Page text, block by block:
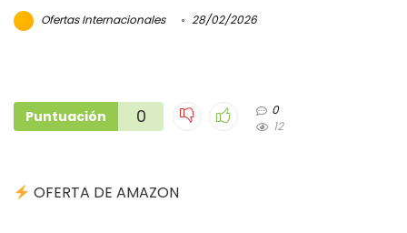
Ofertas Internacionales 28/02/2026
Puntuación 0
0
12
OFERTA DE AMAZON